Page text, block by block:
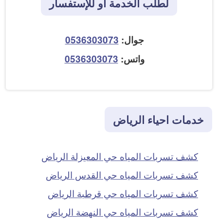
جوال: 0536303073
واتس: 0536303073
خدمات احياء الرياض
كشف تسربات المياه حي المعيزلة الرياض
كشف تسربات المياه حي القدس الرياض
كشف تسربات المياه حي قرطبة الرياض
كشف تسربات المياه حي النهضة الرياض